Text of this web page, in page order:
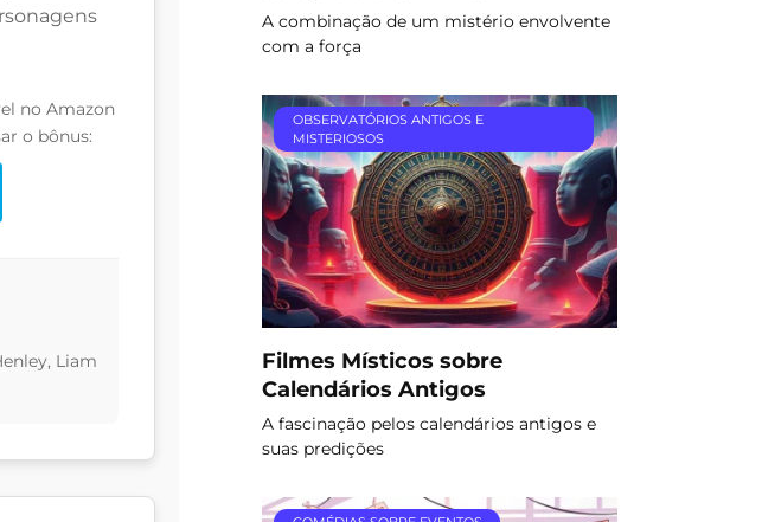
no Amazon
o bônus:
Liam
A combinação de um mistério envolvente
com a força
OBSERVATÓRIOS ANTIGOS E
MISTERIOSOS
Filmes Místicos sobre
Calendários Antigos
A fascinação pelos calendários antigos e
suas predições